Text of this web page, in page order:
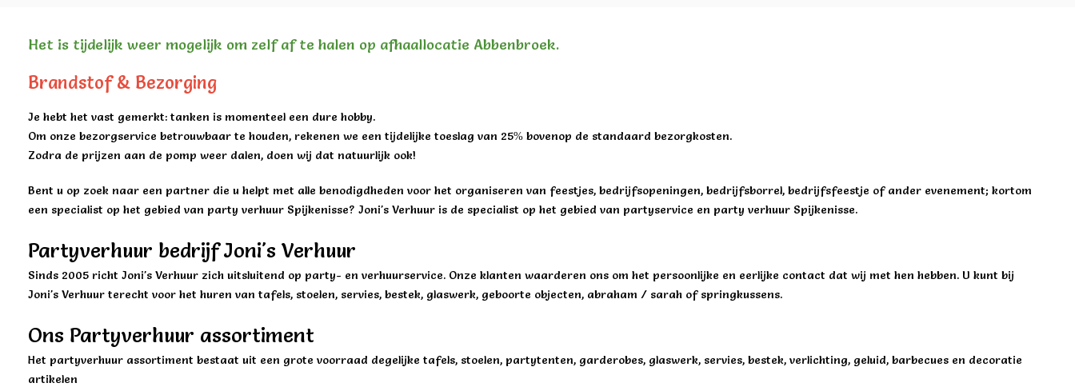
Het is tijdelijk weer mogelijk om zelf af te halen op afhaallocatie Abbenbroek.
Brandstof & Bezorging
Je hebt het vast gemerkt: tanken is momenteel een dure hobby.
Om onze bezorgservice betrouwbaar te houden, rekenen we een tijdelijke toeslag van 25% bovenop de standaard bezorgkosten.
Zodra de prijzen aan de pomp weer dalen, doen wij dat natuurlijk ook!
Bent u op zoek naar een partner die u helpt met alle benodigdheden voor het organiseren van feestjes, bedrijfsopeningen, bedrijfsborrel, bedrijfsfeestje of ander evenement; kortom
een specialist op het gebied van party verhuur Spijkenisse? Joni's Verhuur is de specialist op het gebied van partyservice en party verhuur Spijkenisse.
Partyverhuur bedrijf Joni's Verhuur
Sinds 2005 richt Joni's Verhuur zich uitsluitend op party- en verhuurservice. Onze klanten waarderen ons om het persoonlijke en eerlijke contact dat wij met hen hebben. U kunt bij
Joni's Verhuur terecht voor het huren van tafels, stoelen, servies, bestek, glaswerk, geboorte objecten, abraham / sarah of springkussens.
Ons Partyverhuur assortiment
Het partyverhuur assortiment bestaat uit een grote voorraad degelijke tafels, stoelen, partytenten, garderobes, glaswerk, servies, bestek, verlichting, geluid, barbecues en decoratie
artikelen